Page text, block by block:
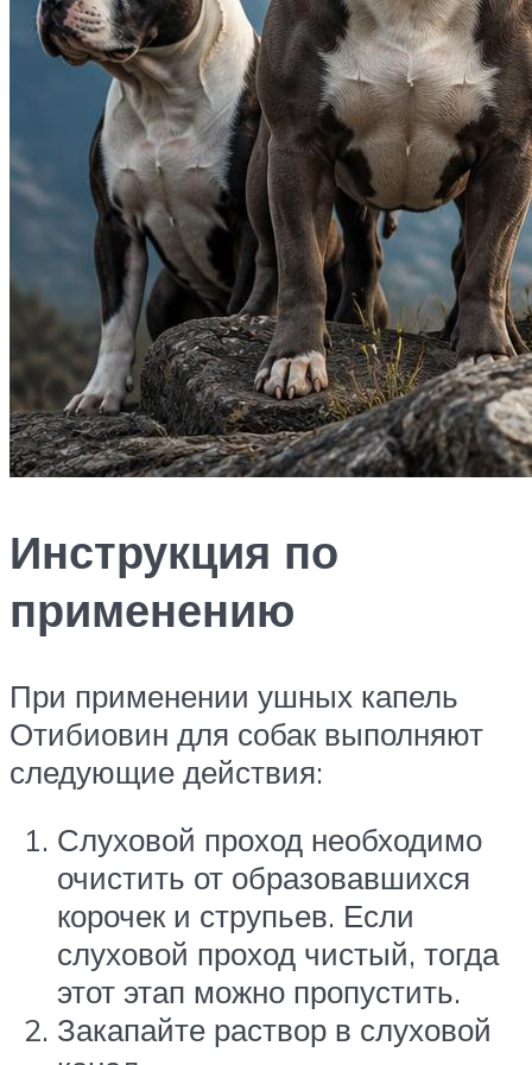
Инструкция по
применению
При применении ушных капель
Отибиовин для собак выполняют
следующие действия:
Слуховой проход необходимо
очистить от образовавшихся
корочек и струпьев. Если
слуховой проход чистый, тогда
этот этап можно пропустить.
Закапайте раствор в слуховой